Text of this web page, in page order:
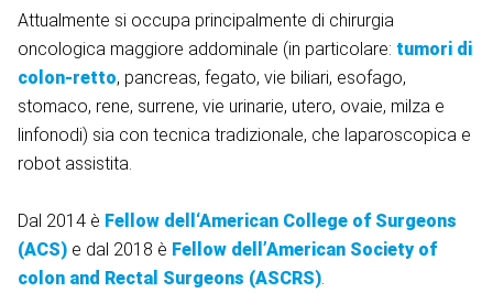
Attualmente si occupa principalmente di chirurgia
oncologica maggiore addominale (in particolare: tumori di
colon-retto, pancreas, fegato, vie biliari, esofago,
stomaco, rene, surrene, vie urinarie, utero, ovaie, milza e
linfonodi) sia con tecnica tradizionale, che laparoscopica e
robot assistita.
Dal 2014 è Fellow dell‘American College of Surgeons
(ACS) e dal 2018 è Fellow dell’American Society of
colon and Rectal Surgeons (ASCRS).